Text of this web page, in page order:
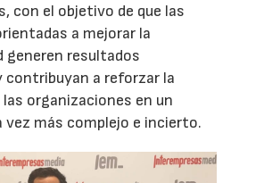
con el objetivo de que las
a mejorar la
generen resultados
contribuyan a reforzar la
organizaciones en un
vez más complejo e incierto.